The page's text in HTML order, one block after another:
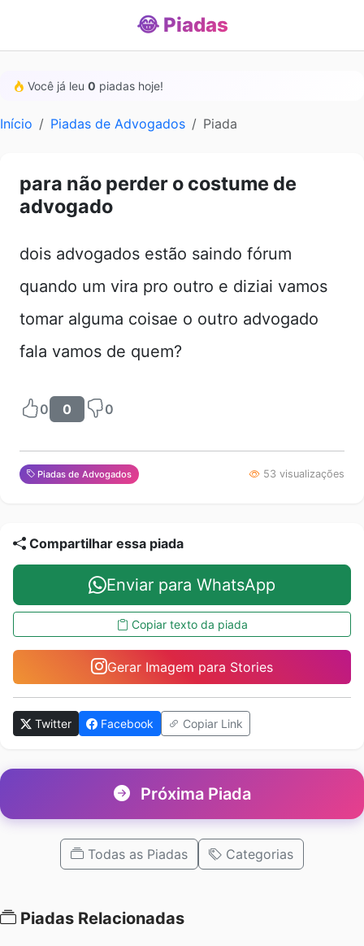
😂 Piadas
Você já leu 0 piadas hoje!
Início Piadas de Advogados Piada
para não perder o costume de
advogado
dois advogados estão saindo fórum
quando um vira pro outro e diziai vamos
tomar alguma coisae o outro advogado
fala vamos de quem?
0 0 0
Piadas de Advogados 53 visualizações
Compartilhar essa piada
Enviar para WhatsApp
Copiar texto da piada
Gerar Imagem para Stories
Twitter Facebook Copiar Link
Próxima Piada
Todas as Piadas Categorias
Piadas Relacionadas